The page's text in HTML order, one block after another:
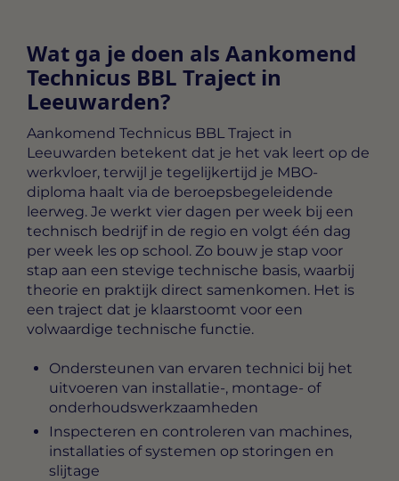
Wat ga je doen als Aankomend
Technicus BBL Traject in
Leeuwarden?
Aankomend Technicus BBL Traject in
Leeuwarden betekent dat je het vak leert op de
werkvloer, terwijl je tegelijkertijd je MBO-
diploma haalt via de beroepsbegeleidende
leerweg. Je werkt vier dagen per week bij een
technisch bedrijf in de regio en volgt één dag
per week les op school. Zo bouw je stap voor
stap aan een stevige technische basis, waarbij
theorie en praktijk direct samenkomen. Het is
een traject dat je klaarstoomt voor een
volwaardige technische functie.
Ondersteunen van ervaren technici bij het
uitvoeren van installatie-, montage- of
onderhoudswerkzaamheden
Inspecteren en controleren van machines,
installaties of systemen op storingen en
slijtage